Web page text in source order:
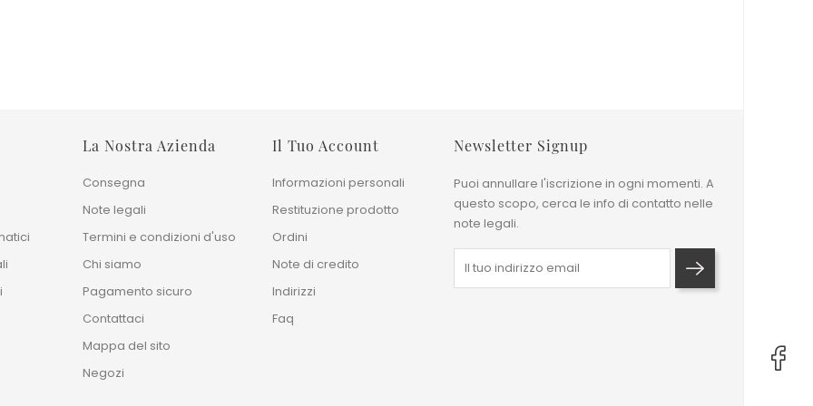
La Nostra Azienda
Consegna
Note legali
Termini e condizioni d'uso
Chi siamo
Pagamento sicuro
Contattaci
Mappa del sito
Negozi
Il Tuo Account
Informazioni personali
Restituzione prodotto
Ordini
Note di credito
Indirizzi
Faq
Newsletter Signup
Puoi annullare l'iscrizione in ogni momenti. A
questo scopo, cerca le info di contatto nelle
note legali.